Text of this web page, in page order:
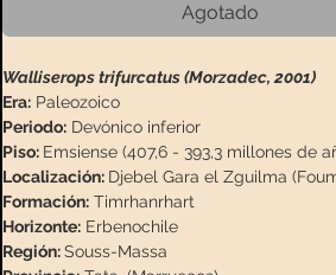
Agotado
Walliserops trifurcatus (Morzadec, 2001)
Era:Paleozoico
Periodo:Devónico inferior
Piso: Emsiense (407,6 - 393,3 millones de
Localización: Djebel Gara el Zguilma
Formación:Timrhanrhart
Horizonte:Erbenochile
Región:Souss-Massa